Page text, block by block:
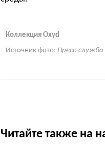
Коллекция Oxyd
Источник фото: Пресс-
Читайте также на